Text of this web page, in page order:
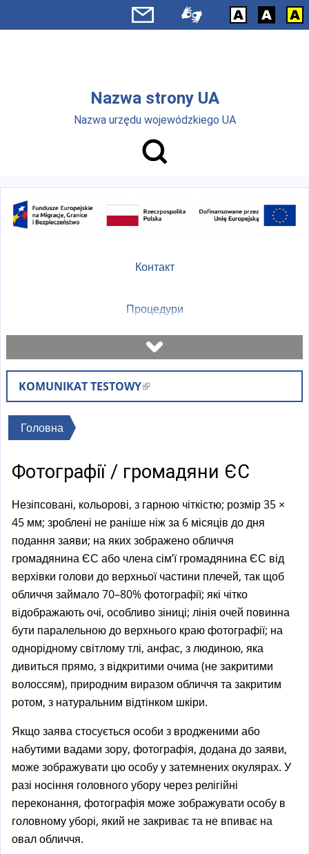
Перейти до основного вмісту
Nazwa strony UA
Nazwa urzędu wojewódzkiego UA
Контакт
Процедури
Записатися на візит
Перевірити стан справи
Оплати
Найчастіші питання (FAQ)
Пояснення
KOMUNIKAT TESTOWY(
l
i
e
x
t
e
r
n
a
l
)
Ви
тут
Головна
Фотографії / громадяни ЄС
Незіпсовані, кольорові, з гарною чіткістю; розмір 35 ×
45 мм; зроблені не раніше ніж за 6 місяців до дня
подання заяви; на яких зображено обличчя
громадянина ЄС або члена сім’ї громадянина ЄС від
верхівки голови до верхньої частини плечей, так щоб
обличчя займало 70–80% фотографії; які чітко
відображають очі, особливо зіниці; лінія очей повинна
бути паралельною до верхнього краю фотографії; на
однорідному світлому тлі, анфас, з людиною, яка
дивиться прямо, з відкритими очима (не закритими
волоссям), природним виразом обличчя та закритим
ротом, з натуральним відтінком шкіри.
Якщо заява стосується особи з вродженими або
набутими вадами зору, фотографія, додана до заяви,
може зображувати цю особу у затемнених окулярах. У
разі носіння головного убору через релігійні
переконання, фотографія може зображувати особу в
головному уборі, який не закриває та не впиває на
овал обличчя.